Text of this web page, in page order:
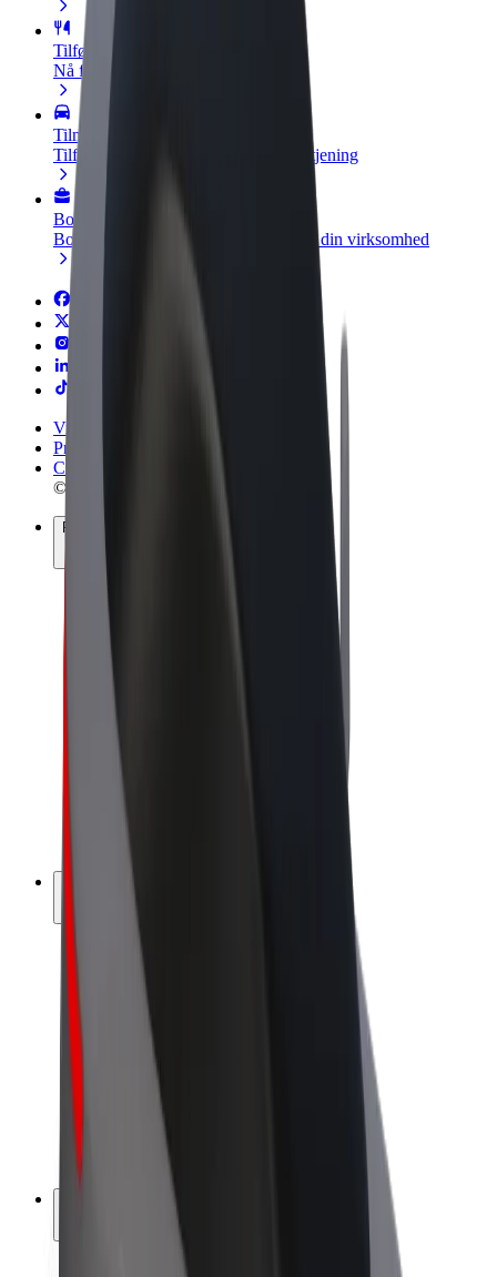
Tilføj restaurant eller butik
Nå flere kunder og øg din indtjening
Tilmeld dig som flådeejer
Tilføj din flåde til Bolt, og øg din indtjening
Bolt for Business
Bolt-produkter og tjenester skaleret til din virksomhed
Vilkår og betingelser
Privatliv
Cookies
© 2026 Bolt Technology OÜ
Produkter
Ture
Løbehjul
Bolt Marked
Bolt Food
Bolt Drive
Tjen penge med Bolt
Chaufførindtjening
Leveringspersoner
Kurerindtjening
Bolt Mad partnere